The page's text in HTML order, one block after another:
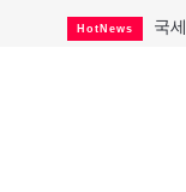
HotNews 국